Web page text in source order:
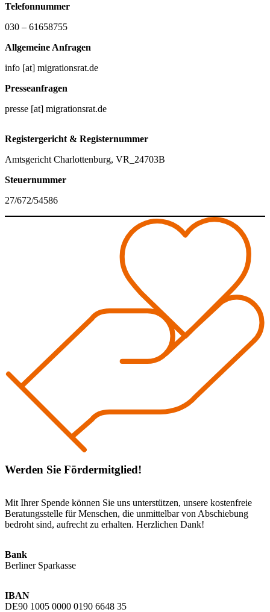
Telefonnummer
030 – 61658755
Allgemeine Anfragen
info [at] migrationsrat.de
Presseanfragen
presse [at] migrationsrat.de
Registergericht & Registernummer
Amtsgericht Charlottenburg, VR_24703B
Steuernummer
27/672/54586
Werden Sie Fördermitglied!
Mit Ihrer Spende können Sie uns unterstützen, unsere kostenfreie
Beratungsstelle für Menschen, die unmittelbar von Abschiebung
bedroht sind, aufrecht zu erhalten. Herzlichen Dank!
Bank
Berliner Sparkasse
IBAN
DE90 1005 0000 0190 6648 35